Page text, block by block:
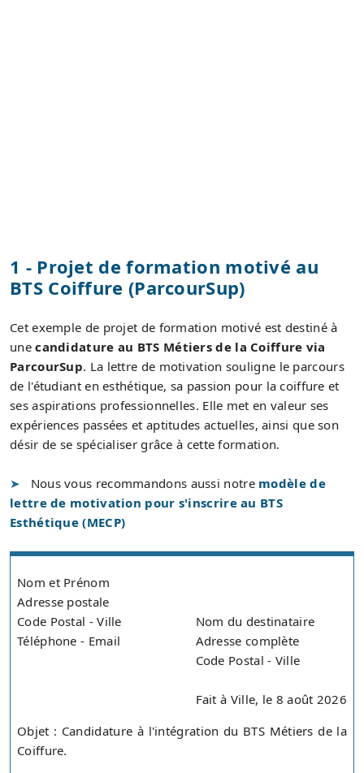
1 - Projet de formation motivé au
BTS Coiffure (ParcourSup)
Cet exemple de projet de formation motivé est destiné à
unecandidature au BTS Métiers de la Coiffure via
ParcourSup. La lettre de motivation souligne le parcours
de l'étudiant en esthétique, sa passion pour la coiffure et
ses aspirations professionnelles. Elle met en valeur ses
expériences passées et aptitudes actuelles, ainsi que son
désir de se spécialiser grâce à cette formation.
Nous vous recommandons aussi notre modèle de
lettre de motivation pour s'inscrire au BTS
Esthétique (MECP)
Nom et Prénom
Adresse postale
Code Postal - Ville
Téléphone - Email
Nom du destinataire
Adresse complète
Code Postal - Ville
Fait à Ville, le 8 août 2026
Objet : Candidature à l'intégration du BTS Métiers de la
Coiffure.